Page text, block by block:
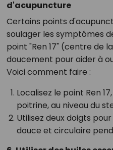
d'acupuncture
Certains points
soulager les symptômes
point "Ren 17" (centre de
doucement pour aider à
Voici comment faire :
Localisez le point Ren
poitrine, au niveau du
Utilisez deux doigts
douce et circulaire